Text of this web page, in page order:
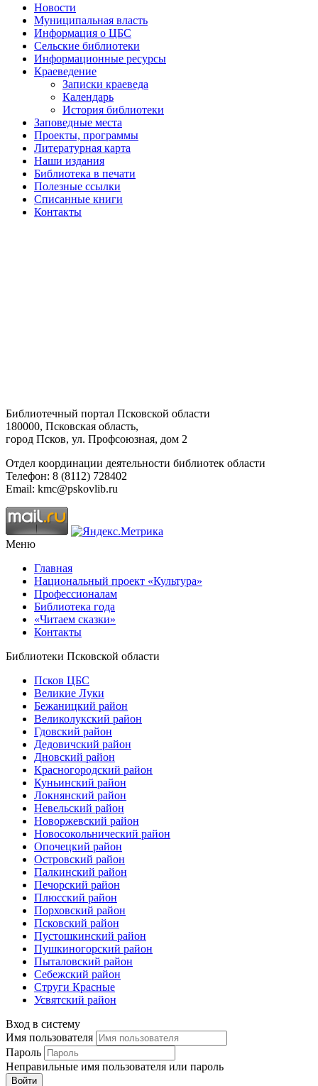
Новости
Муниципальная власть
Информация о ЦБС
Сельские библиотеки
Информационные ресурсы
Краеведение
Записки краеведа
Календарь
История библиотеки
Заповедные места
Проекты, программы
Литературная карта
Наши издания
Библиотека в печати
Полезные ссылки
Списанные книги
Контакты
Библиотечный портал Псковской области
180000, Псковская область,
город Псков, ул. Профсоюзная, дом 2
Отдел координации деятельности библиотек области
Телефон: 8 (8112) 728402
Email: kmc@pskovlib.ru
Меню
Главная
Национальный проект «Культура»
Профессионалам
Библиотека года
«Читаем сказки»
Контакты
Библиотеки Псковской области
Псков ЦБС
Великие Луки
Бежаницкий район
Великолукский район
Гдовский район
Дедовичский район
Дновский район
Красногородский район
Куньинский район
Локнянский район
Невельский район
Новоржевский район
Новосокольнический район
Опочецкий район
Островский район
Палкинский район
Печорский район
Плюсский район
Порховский район
Псковский район
Пустошкинский район
Пушкиногорский район
Пыталовский район
Себежский район
Струги Красные
Усвятский район
Вход в систему
Имя пользователя
Пароль
Неправильные имя пользователя или пароль
Войти